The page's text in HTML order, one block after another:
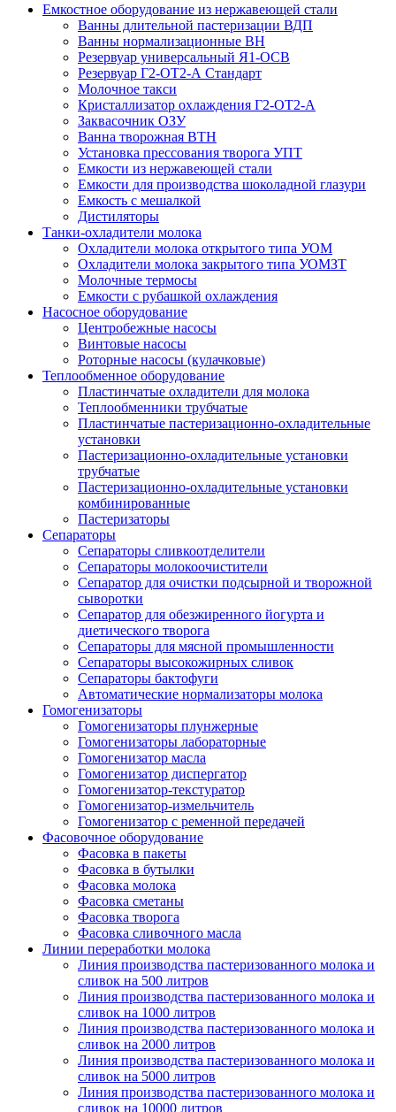
Емкостное оборудование из нержавеющей стали
Ванны длительной пастеризации ВДП
Ванны нормализационные ВН
Резервуар универсальный Я1-ОСВ
Резервуар Г2-ОТ2-А Стандарт
Молочное такси
Кристаллизатор охлаждения Г2-ОТ2-А
Заквасочник ОЗУ
Ванна творожная ВТН
Установка прессования творога УПТ
Емкости из нержавеющей стали
Емкости для производства шоколадной глазури
Емкость с мешалкой
Дистиляторы
Танки-охладители молока
Охладители молока открытого типа УОМ
Охладители молока закрытого типа УОМЗТ
Молочные термосы
Емкости с рубашкой охлаждения
Насосное оборудование
Центробежные насосы
Винтовые насосы
Роторные насосы (кулачковые)
Теплообменное оборудование
Пластинчатые охладители для молока
Теплообменники трубчатые
Пластинчатые пастеризационно-охладительные
установки
Пастеризационно-охладительные установки
трубчатые
Пастеризационно-охладительные установки
комбинированные
Пастеризаторы
Сепараторы
Сепараторы сливкоотделители
Сепараторы молокоочистители
Сепаратор для очистки подсырной и творожной
сыворотки
Сепаратор для обезжиренного йогурта и
диетического творога
Сепараторы для мясной промышленности
Сепараторы высокожирных сливок
Сепараторы бактофуги
Автоматические нормализаторы молока
Гомогенизаторы
Гомогенизаторы плунжерные
Гомогенизаторы лабораторные
Гомогенизатор масла
Гомогенизатор диспергатор
Гомогенизатор-текстуратор
Гомогенизатор-измельчитель
Гомогенизатор с ременной передачей
Фасовочное оборудование
Фасовка в пакеты
Фасовка в бутылки
Фасовка молока
Фасовка сметаны
Фасовка творога
Фасовка сливочного масла
Линии переработки молока
Линия производства пастеризованного молока и
сливок на 500 литров
Линия производства пастеризованного молока и
сливок на 1000 литров
Линия производства пастеризованного молока и
сливок на 2000 литров
Линия производства пастеризованного молока и
сливок на 5000 литров
Линия производства пастеризованного молока и
сливок на 10000 литров